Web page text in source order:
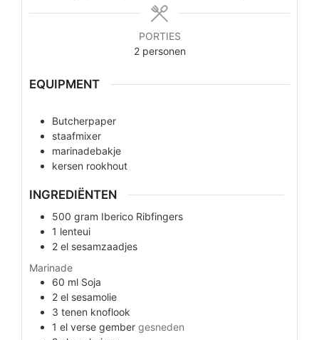
PORTIES
2 personen
EQUIPMENT
Butcherpaper
staafmixer
marinadebakje
kersen rookhout
INGREDIËNTEN
500 gram Iberico Ribfingers
1 lenteui
2 el sesamzaadjes
Marinade
60 ml Soja
2 el sesamolie
3 tenen knoflook
1 el verse gember gesneden